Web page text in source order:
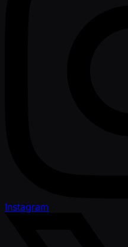
Instagram